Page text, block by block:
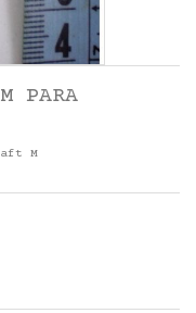
PARA
M